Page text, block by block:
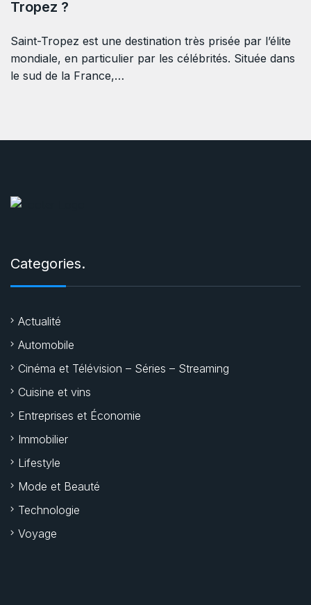
Tropez ?
Saint-Tropez est une destination très prisée par l’élite
mondiale, en particulier par les célébrités. Située dans
le sud de la France,…
Categories.
Actualité
Automobile
Cinéma et Télévision – Séries – Streaming
Cuisine et vins
Entreprises et Économie
Immobilier
Lifestyle
Mode et Beauté
Technologie
Voyage